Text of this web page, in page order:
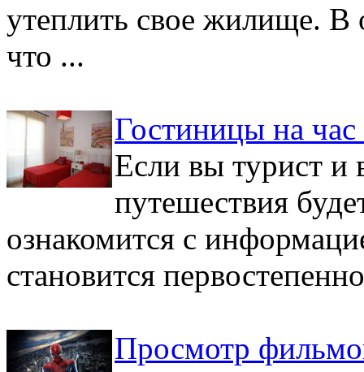
утеплить свое жилище. В
что ...
Гостиницы на
Если вы турист и
путешествия
ознакомится с
становится
Просмотр